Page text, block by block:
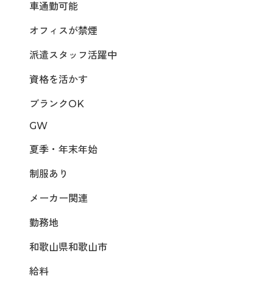
車通勤可能
オフィスが禁煙
派遣スタッフ活躍中
資格を活かす
ブランクOK
GW
夏季・年末年始
制服あり
メーカー関連
勤務地
和歌山県和歌山市
給料